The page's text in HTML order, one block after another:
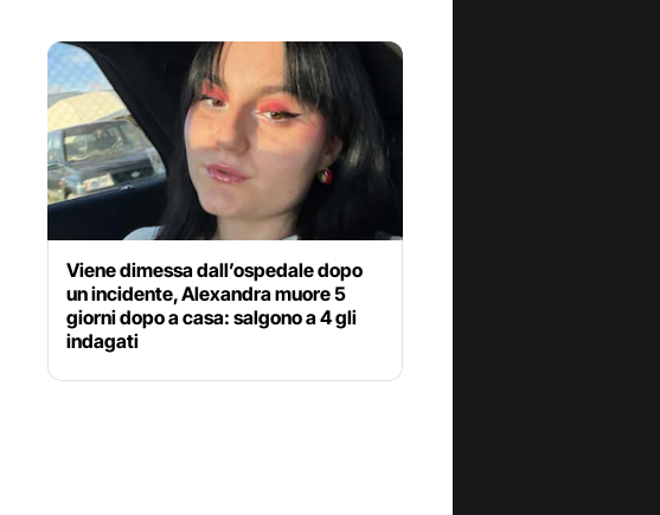
Viene dimessa dall’ospedale dopo
un incidente, Alexandra muore 5
giorni dopo a casa: salgono a 4 gli
indagati